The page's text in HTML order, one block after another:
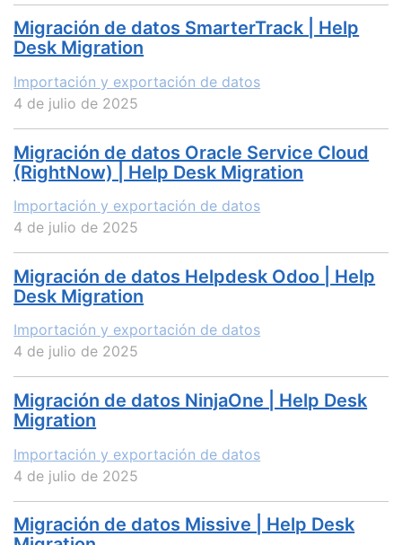
Migración de datos SmarterTrack | Help
Desk Migration
Importación y exportación de datos
4 de julio de 2025
Migración de datos Oracle Service Cloud
(RightNow) | Help Desk Migration
Importación y exportación de datos
4 de julio de 2025
Migración de datos Helpdesk Odoo | Help
Desk Migration
Importación y exportación de datos
4 de julio de 2025
Migración de datos NinjaOne | Help Desk
Migration
Importación y exportación de datos
4 de julio de 2025
Migración de datos Missive | Help Desk